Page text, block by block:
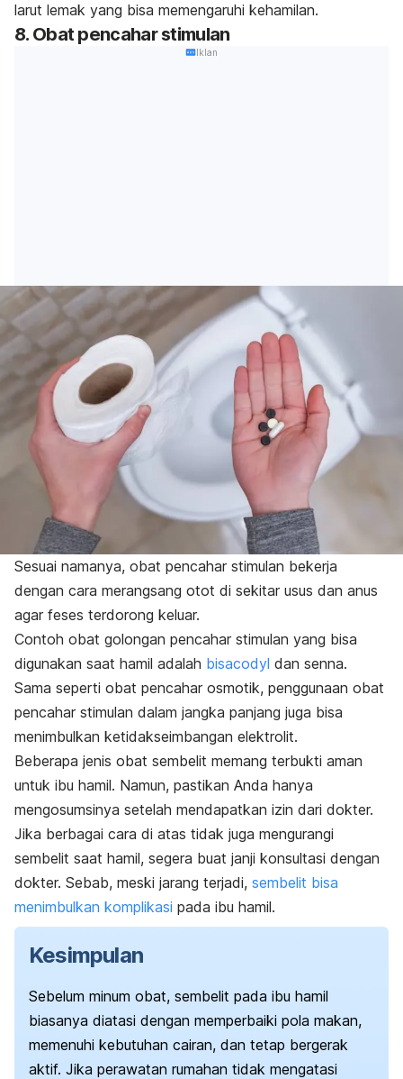
larut lemak yang bisa memengaruhi kehamilan.
8. Obat pencahar stimulan
Iklan
Sesuai namanya, obat pencahar stimulan bekerja
dengan cara merangsang otot di sekitar usus dan anus
agar feses terdorong keluar.
Contoh obat golongan pencahar stimulan yang bisa
digunakan saat hamil adalah bisacodyl dan senna.
Sama seperti obat pencahar osmotik, penggunaan obat
pencahar stimulan dalam jangka panjang juga bisa
menimbulkan ketidakseimbangan elektrolit.
Beberapa jenis obat sembelit memang terbukti aman
untuk ibu hamil. Namun, pastikan Anda hanya
mengosumsinya setelah mendapatkan izin dari dokter.
Jika berbagai cara di atas tidak juga mengurangi
sembelit saat hamil, segera buat janji konsultasi dengan
dokter. Sebab, meski jarang terjadi, sembelit bisa
menimbulkan komplikasi pada ibu hamil.
Kesimpulan
Sebelum minum obat, sembelit pada ibu hamil
biasanya diatasi dengan memperbaiki pola makan,
memenuhi kebutuhan cairan, dan tetap bergerak
aktif. Jika perawatan rumahan tidak mengatasi